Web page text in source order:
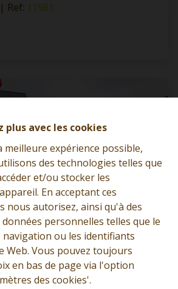
plus avec les cookies
expérience possible,
des technologies telles que
et/ou stocker les
En acceptant ces
nous autorisez, ainsi qu'à des
personnelles telles que le
ou les identifiants
Web. Vous pouvez toujours
en bas de page via l'option
des cookies'.
| Ref: 11981
oeuvre couvert fermé +